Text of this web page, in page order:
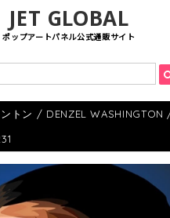
JET GLOBAL
ポップアートパネル公式通販サイト
トン / DENZEL WASHINGTON